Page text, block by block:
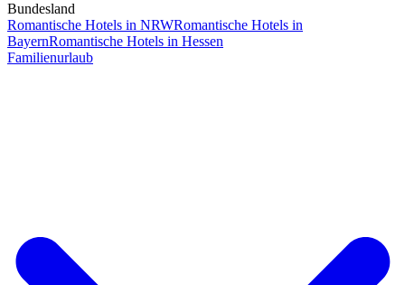
Bundesland
Romantische Hotels in NRWRomantische Hotels in
BayernRomantische Hotels in Hessen
Familienurlaub